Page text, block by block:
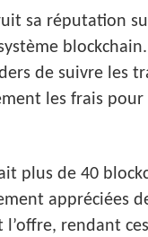
sa réputation
blockchain.
de suivre les
les frais pour
plus de 40
appréciées
rendant